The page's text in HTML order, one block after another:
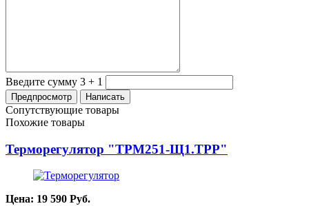
Введите сумму 3 + 1
Сопутствующие товары
Похожие товары
Терморегулятор "ТРМ251-Щ1.ТРР"
Цена: 19 590 Руб.